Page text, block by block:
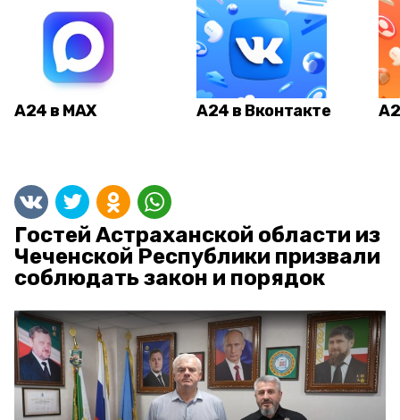
А24 в MAX А24 в Вконтакте
Гостей Астраханской области из
Чеченской Республики призвали
соблюдать закон и порядок